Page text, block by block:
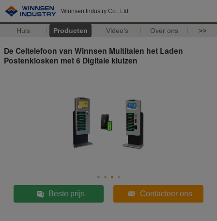
Winnsen Industry Co., Ltd.
Huis Producten Video's Over ons >>
De Celtelefoon van Winnsen Multitalen het Laden
Postenkiosken met 6 Digitale kluizen
Beste prijs Contacteer ons